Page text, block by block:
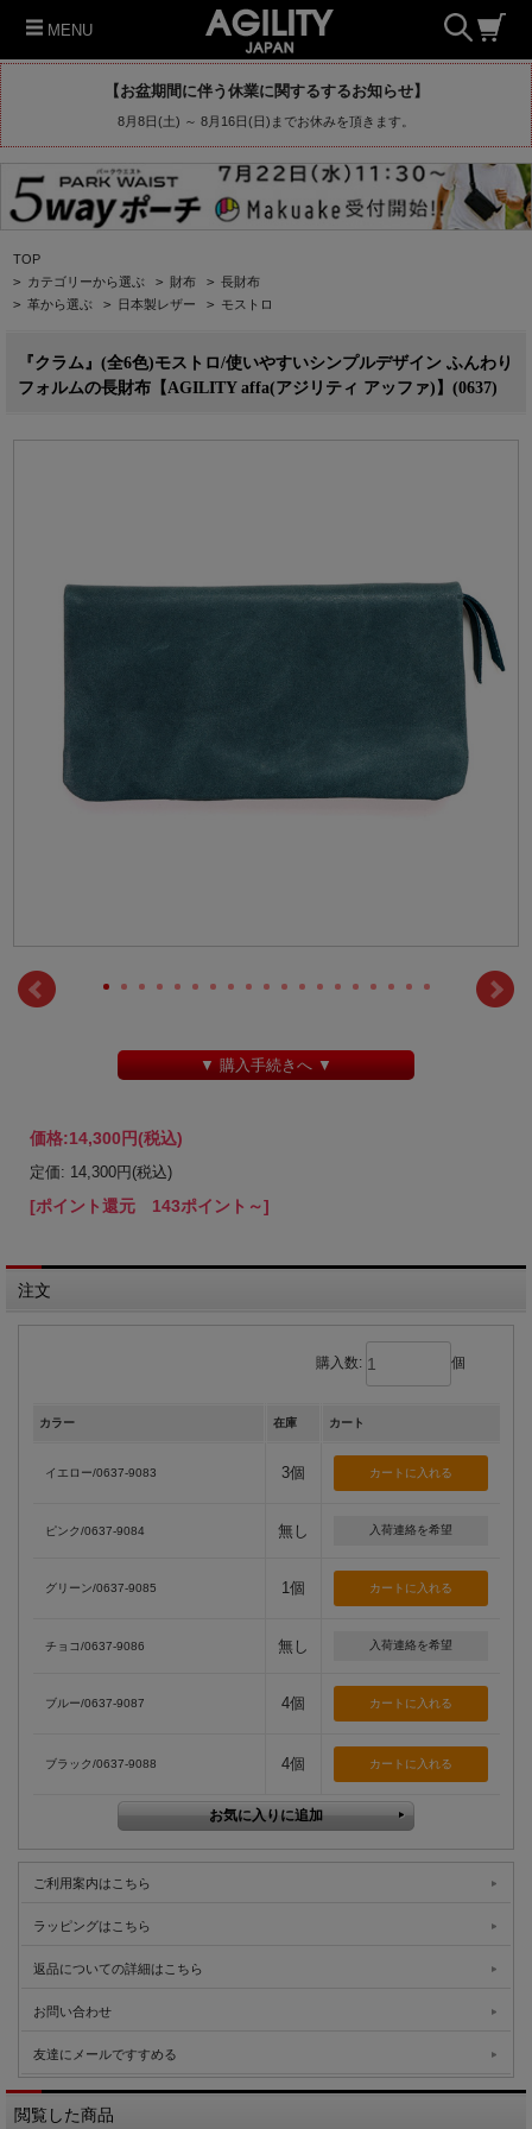
MENU
【お盆期間に伴う休業に関するするお知らせ】
8月8日(土) ～ 8月16日(日)までお休みを頂きます。
TOP
> カテゴリーから選ぶ > 財布 > 長財布
> 革から選ぶ > 日本製レザー > モストロ
『クラム』(全6色)モストロ/使いやすいシンプルデザイン ふんわり
フォルムの長財布【AGILITY affa(アジリティ アッファ)】(0637)
▼ 購入手続きへ ▼
価格:14,300円(税込)
定価: 14,300円(税込)
[ポイント還元 143ポイント～]
注文
購入数: 個
カラー 在庫 カート
イエロー/0637-9083 3個
ピンク/0637-9084 無し 入荷連絡を希望
グリーン/0637-9085 1個
チョコ/0637-9086 無し 入荷連絡を希望
ブルー/0637-9087 4個
ブラック/0637-9088 4個
ご利用案内はこちら
ラッピングはこちら
返品についての詳細はこちら
お問い合わせ
友達にメールですすめる
閲覧した商品